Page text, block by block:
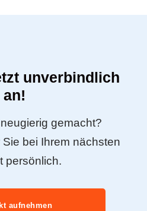
unverbindlich
an!
gemacht?
bei Ihrem nächsten
persönlich.
aufnehmen